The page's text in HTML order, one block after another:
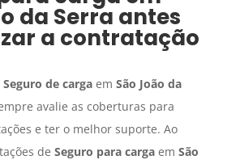
da Serra antes
a contratação
Seguro de cargaem São João da
avalie as coberturas para
e ter o melhor suporte. Ao
de Seguro para cargaem São